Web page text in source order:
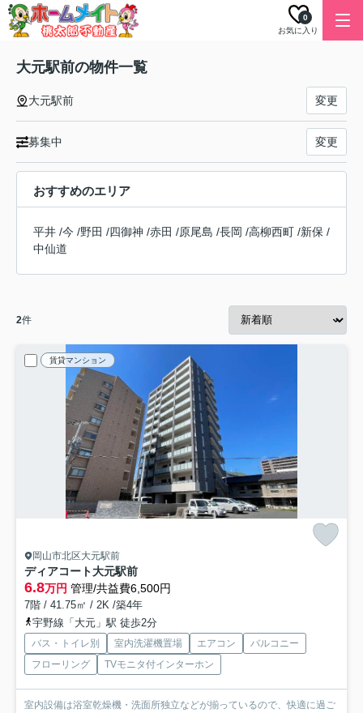
お気に入り
0
大元駅前の物件一覧
大元駅前 変更
募集中 変更
おすすめのエリア
平井 /今 /野田 /四御神 /赤田 /原尾島 /長岡 /高柳西町 /新保 /
中仙道
2件
賃貸マンション
岡山市北区大元駅前
ディアコート大元駅前
6.8万円 管理/共益費6,500円
7階 / 41.75㎡ / 2K /築4年
宇野線「大元」駅 徒歩2分
バス・トイレ別 室内洗濯機置場 エアコン
バルコニー
フローリング
TVモニタ付インターホン
室内設備は浴室乾燥機・洗面所独立などが揃っているので、快適に過ご